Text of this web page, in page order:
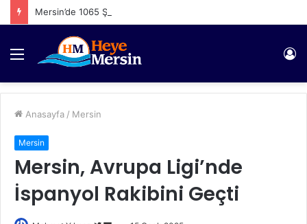
Mersin’de 1065 Şahıs Yakalandı
Menü
Anasayfa / Mersin
Mersin
Mersin, Avrupa Ligi’nde
İspanyol Rakibini Geçti